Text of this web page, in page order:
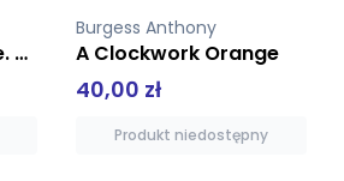
Na węgierskim stole. Pysznie i domowo.
Burgess Anthony
A Clockwork Orange
40,00 zł
Produkt niedostępny